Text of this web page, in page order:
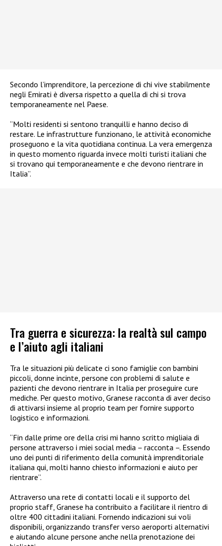
Secondo l’imprenditore, la percezione di chi vive stabilmente
negli Emirati è diversa rispetto a quella di chi si trova
temporaneamente nel Paese.
“Molti residenti si sentono tranquilli e hanno deciso di
restare. Le infrastrutture funzionano, le attività economiche
proseguono e la vita quotidiana continua. La vera emergenza
in questo momento riguarda invece molti turisti italiani che
si trovano qui temporaneamente e che devono rientrare in
Italia”.
Tra guerra e sicurezza: la realtà sul campo
e l’aiuto agli italiani
Tra le situazioni più delicate ci sono famiglie con bambini
piccoli, donne incinte, persone con problemi di salute e
pazienti che devono rientrare in Italia per proseguire cure
mediche. Per questo motivo, Granese racconta di aver deciso
di attivarsi insieme al proprio team per fornire supporto
logistico e informazioni.
“Fin dalle prime ore della crisi mi hanno scritto migliaia di
persone attraverso i miei social media – racconta –. Essendo
uno dei punti di riferimento della comunità imprenditoriale
italiana qui, molti hanno chiesto informazioni e aiuto per
rientrare”.
Attraverso una rete di contatti locali e il supporto del
proprio staff, Granese ha contribuito a facilitare il rientro di
oltre 400 cittadini italiani. Fornendo indicazioni sui voli
disponibili, organizzando transfer verso aeroporti alternativi
e aiutando alcune persone anche nella prenotazione dei